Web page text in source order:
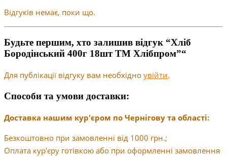
Відгуків немає, поки що.
Будьте першим, хто залишив відгук “Хліб
Бородінський 400г 18шт ТМ Хлібпром”“
Для публікації відгуку вам необхідно увійти.
Способи та умови доставки:
Доставка нашим кур'єром по Чернігову та області:
Безкоштовно при замовленні від 1000 грн.;
Оплата кур'єру готівкою або при оформленні замовлення